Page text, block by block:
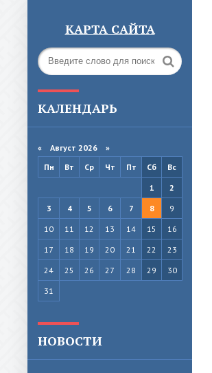
КАРТА САЙТА
КАЛЕНДАРЬ
« Август 2026 »
Пн
Вт Ср Чт Пт Сб
Вс
1
2
3
4 5 6 7 8
9
10
11 12 13 14 15
16
17
18 19 20 21 22
23
24
25 26 27 28 29
30
31
НОВОСТИ